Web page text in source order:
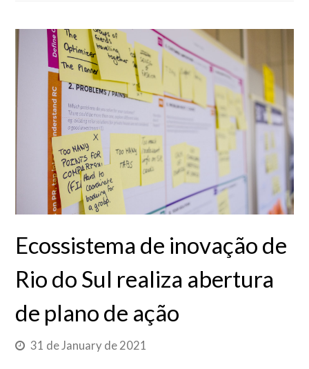
Ecossistema de inovação de
Rio do Sul realiza abertura
de plano de ação
31 de January de 2021